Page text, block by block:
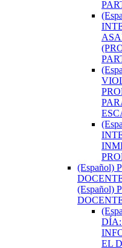
(Español)
(Español)
DÍA:
EL